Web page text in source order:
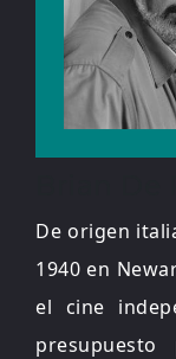
De origen
1940 en
el cine